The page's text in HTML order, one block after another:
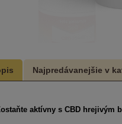
aktívny s CBD hrejivým
Najpredávanejšie v